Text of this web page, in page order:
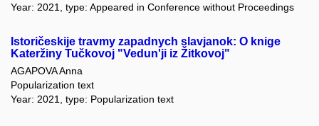
Year: 2021, type: Appeared in Conference without Proceedings
Istoričeskije travmy zapadnych slavjanok: O knige
Kateržiny Tučkovoj "Vedun'ji iz Žitkovoj"
AGAPOVA Anna
Popularization text
Year: 2021, type: Popularization text